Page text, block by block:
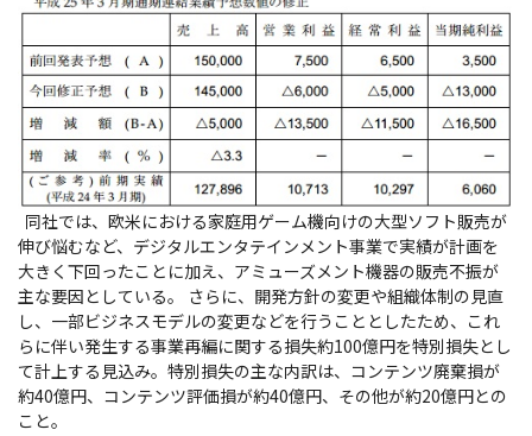
同社では、欧米における家庭用ゲーム機向けの大型ソフト販売が
伸び悩むなど、デジタルエンタテインメント事業で実績が計画を
大きく下回ったことに加え、アミューズメント機器の販売不振が
主な要因としている。 さらに、開発方針の変更や組織体制の見直
し、一部ビジネスモデルの変更などを行うこととしたため、これ
らに伴い発生する事業再編に関する損失約100億円を特別損失とし
て計上する見込み。特別損失の主な内訳は、コンテンツ廃棄損が
約40億円、コンテンツ評価損が約40億円、その他が約20億円との
こと。